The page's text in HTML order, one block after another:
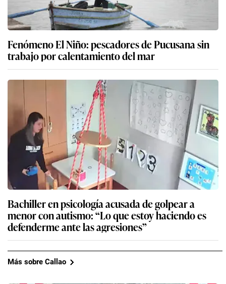
Fenómeno El Niño: pescadores de Pucusana sin
trabajo por calentamiento del mar
Bachiller en psicología acusada de golpear a
menor con autismo: “Lo que estoy haciendo es
defenderme ante las agresiones”
Más sobre Callao